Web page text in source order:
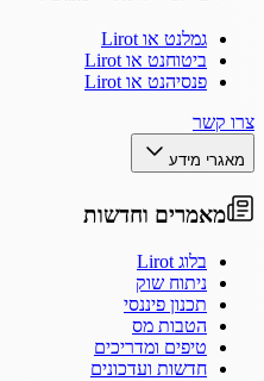
גמלנט או Lirot
ביטוחנט או Lirot
פנסיהנט או Lirot
צרו קשר
מאגרי מידע
מאמרים וחדשות
בלוג Lirot
ניתוח שוק
תכנון פיננסי
הטבות מס
טיפים ומדריכים
חדשות ועדכונים